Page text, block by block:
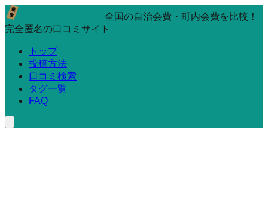
全国の自治会費・町内会費を比較！
完全匿名の口コミサイト
トップ
投稿方法
口コミ検索
タグ一覧
FAQ